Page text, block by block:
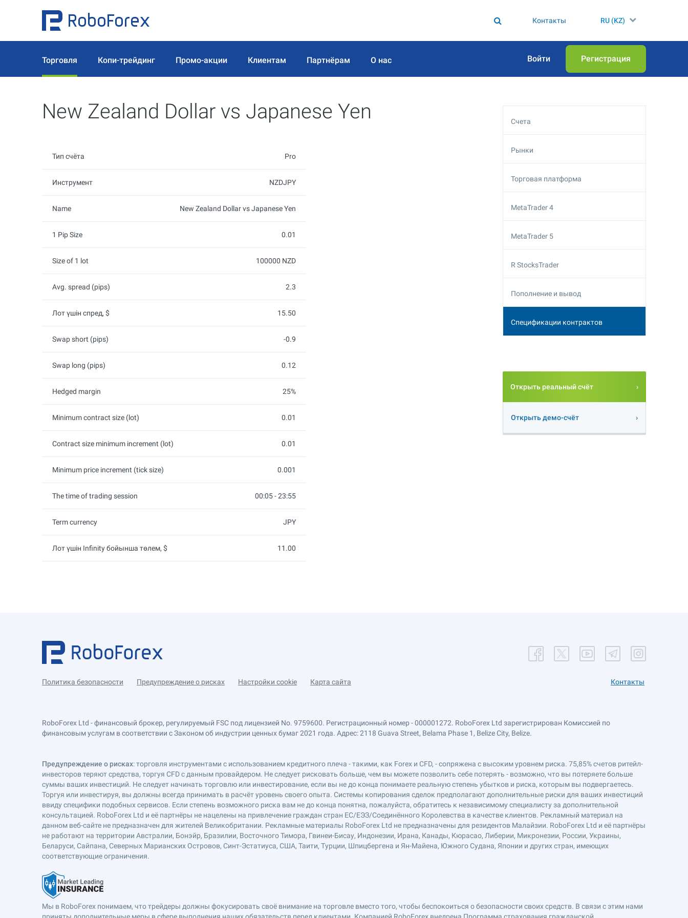
Контакты RU (KZ)
Торговля Копи-трейдинг Промо-акции Клиентам Партнёрам О нас Войти Регистрация
New Zealand Dollar vs Japanese Yen
Тип счёта Pro
Инструмент NZDJPY
Name New Zealand Dollar vs Japanese Yen
1 Pip Size 0.01
Size of 1 lot 100000 NZD
Avg. spread (pips) 2.3
Лот үшін спред, $ 15.50
Swap short (pips) -0.9
Swap long (pips) 0.12
Hedged margin 25%
Minimum contract size (lot) 0.01
Contract size minimum increment (lot) 0.01
Minimum price increment (tick size) 0.001
The time of trading session 00:05 - 23:55
Term currency JPY
Лот үшін Infinity бойынша төлем, $ 11.00
Счета
Рынки
Торговая платформа
MetaTrader 4
MetaTrader 5
R StocksTrader
Пополнение и вывод
Спецификации контрактов
Открыть реальный счёт
Открыть демо-счёт
Политика безопасности Предупреждение о рисках Настройки cookie Карта сайта Контакты
RoboForex Ltd - финансовый брокер, регулируемый FSC под лицензией No. 9759600. Регистрационный номер - 000001272. RoboForex Ltd зарегистрирован Комиссией по
финансовым услугам в соответствии с Законом об индустрии ценных бумаг 2021 года. Адрес: 2118 Guava Street, Belama Phase 1, Belize City, Belize.
Предупреждение о рисках: торговля инструментами с использованием кредитного плеча - такими, как Forex и CFD, - сопряжена с высоким уровнем риска. 75,85% счетов ритейл-
инвесторов теряют средства, торгуя CFD с данным провайдером. Не следует рисковать больше, чем вы можете позволить себе потерять - возможно, что вы потеряете больше
суммы ваших инвестиций. Не следует начинать торговлю или инвестирование, если вы не до конца понимаете реальную степень убытков и риска, которым вы подвергаетесь.
Торгуя или инвестируя, вы должны всегда принимать в расчёт уровень своего опыта. Системы копирования сделок предполагают дополнительные риски для ваших инвестиций
ввиду специфики подобных сервисов. Если степень возможного риска вам не до конца понятна, пожалуйста, обратитесь к независимому специалисту за дополнительной
консультацией. RoboForex Ltd и её партнёры не нацелены на привлечение граждан стран ЕС/ЕЭЗ/Соединённого Королевства в качестве клиентов. Рекламный материал на
данном веб-сайте не предназначен для жителей Великобритании. Рекламные материалы RoboForex Ltd не предназначены для резидентов Малайзии. RoboForex Ltd и её партнёры
не работают на территории Австралии, Бонэйр, Бразилии, Восточного Тимора, Гвинеи-Бисау, Индонезии, Ирана, Канады, Кюрасао, Либерии, Микронезии, России, Украины,
Беларуси, Сайпана, Северных Марианских Островов, Синт-Эстатиуса, США, Таити, Турции, Шпицбергена и Ян-Майена, Южного Судана, Японии и других стран, имеющих
соответствующие ограничения.
Мы в RoboForex понимаем, что трейдеры должны фокусировать своё внимание на торговле вместо того, чтобы беспокоиться о безопасности своих средств. В связи с этим нами